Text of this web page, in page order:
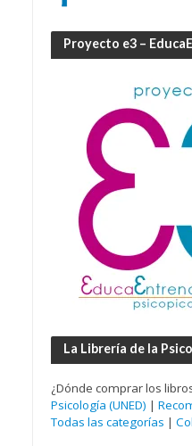
Proyecto e3 –
La Librería de la
¿Dónde comprar los
Psicología (UNED) |
Todas las categorías |